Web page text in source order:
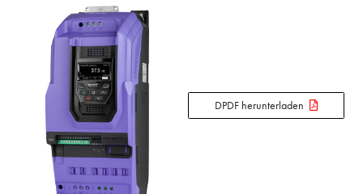
DPDF herunterladen